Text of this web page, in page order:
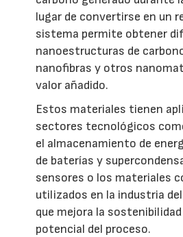
lugar de convertirse en un
sistema permite obtener
nanoestructuras de
nanofibras y otros
valor añadido.
Estos materiales tienen
sectores tecnológicos
el almacenamiento de
de baterías y
sensores o los materiales
utilizados en la industria
que mejora la
potencial del proceso.